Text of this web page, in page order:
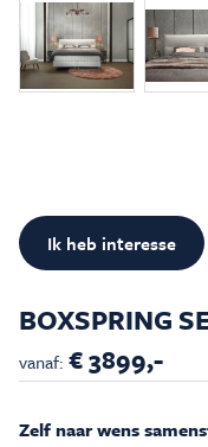
Inspiratie & Advies
BOXSPRING
vanaf: € 3899,-
Zelf naar wens
Ik heb interesse